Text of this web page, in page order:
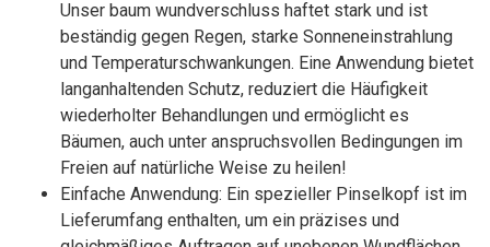
Unser baum wundverschluss haftet stark und ist
beständig gegen Regen, starke Sonneneinstrahlung
und Temperaturschwankungen. Eine Anwendung bietet
langanhaltenden Schutz, reduziert die Häufigkeit
wiederholter Behandlungen und ermöglicht es
Bäumen, auch unter anspruchsvollen Bedingungen im
Freien auf natürliche Weise zu heilen!
Einfache Anwendung: Ein spezieller Pinselkopf ist im
Lieferumfang enthalten, um ein präzises und